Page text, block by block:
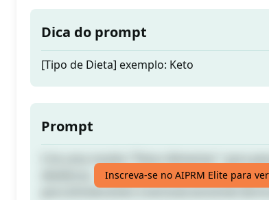
Dica do prompt
[Tipo de Dieta] exemplo: Keto
Prompt
dietéticas. - Exemplo: Crie uma receita
para [intolerantes à lactose] excluindo
Inscreva-se no AIPRM Elite para